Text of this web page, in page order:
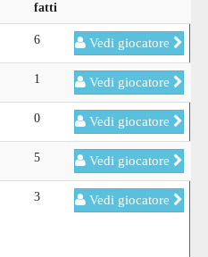
fatti
6 Vedi giocatore
1 Vedi giocatore
0 Vedi giocatore
5 Vedi giocatore
3 Vedi giocatore